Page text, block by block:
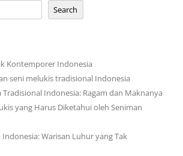
Search
Kontemporer Indonesia
seni melukis tradisional Indonesia
Tradisional Indonesia: Ragam dan Maknanya
yang Harus Diketahui oleh Seniman
Indonesia: Warisan Luhur yang Tak